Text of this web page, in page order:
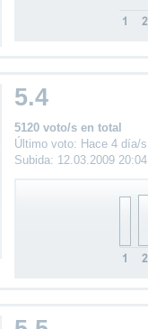
5.4
5120 voto/s en total
Último voto: Hace 4 día/s
Subida: 12.03.2009